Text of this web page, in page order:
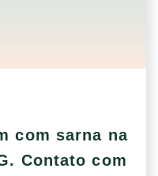
com sarna na
Contato com